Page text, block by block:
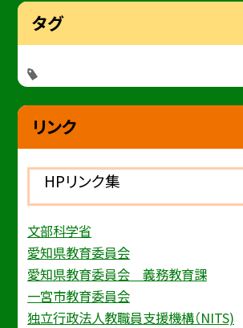
タグ
リンク
HPリンク集
文部科学省
愛知県教育委員会
愛知県教育委員会 義務教育課
一宮市教育委員会
独立行政法人教職員支援機構（NITS)